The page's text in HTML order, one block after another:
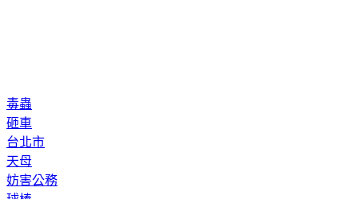
毒蟲
砸車
台北市
天母
妨害公務